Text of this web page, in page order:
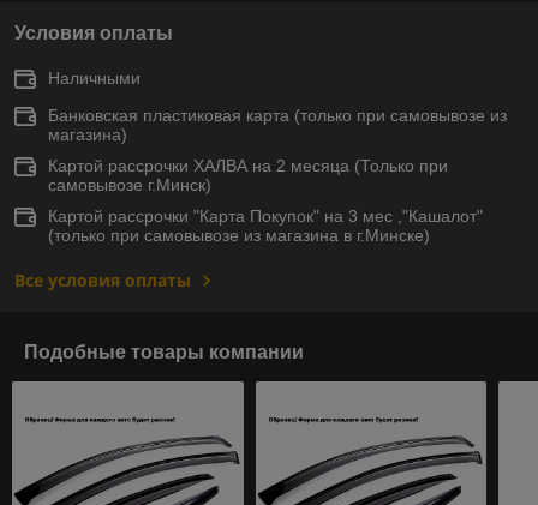
Условия оплаты
Наличными
Банковская пластиковая карта (только при самовывозе из
магазина)
Картой рассрочки ХАЛВА на 2 месяца (Только при
самовывозе г.Минск)
Картой рассрочки "Карта Покупок" на 3 мес ,"Кашалот"
(только при самовывозе из магазина в г.Минске)
Все условия оплаты
Подобные товары компании